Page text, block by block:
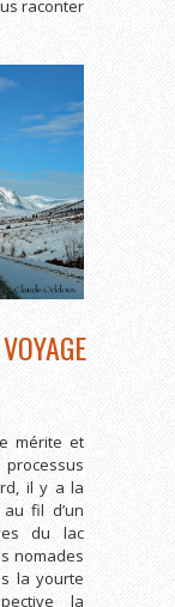
raconter
mérite et
il y a la
fil d’un
du lac
nomades
la yourte
la